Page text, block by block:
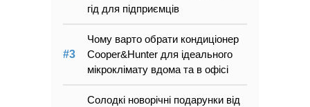
гід для підприємців
Чому варто обрати кондиціонер
Cooper&Hunter для ідеального
мікроклімату вдома та в офісі
Солодкі новорічні подарунки від